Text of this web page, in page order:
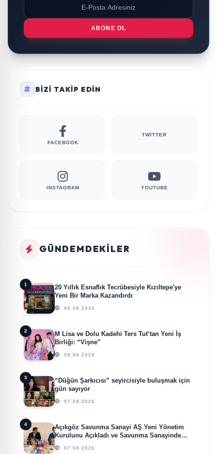
ABONE OL
BIZI TAKIP EDIN
FACEBOOK
TWITTER
INSTAGRAM YOUTUBE
GÜNDEMDEKILER
1
20 Yıllık Esnaflık Tecrübesiyle Kızıltepe'ye
Yeni Bir Marka Kazandırdı
08.08.2026
2
M Lisa ve Dolu Kadehi Ters Tut’tan Yeni İş
Birliği: “Vişne”
08.08.2026
3
“Düğün Şarkıcısı” seyircisiyle buluşmak için
gün sayıyor
07.08.2026
4
Açıkgöz Savunma Sanayi AŞ Yeni Yönetim
Kurulunu Açıkladı ve Savunma Sanayinde
07.08.2026